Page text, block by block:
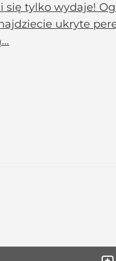
się tylko wydaje!
ukryte